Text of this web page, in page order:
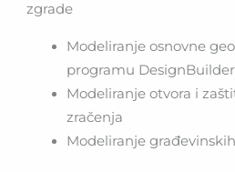
zgrade
Modeliranje osnovne
programu DesignBuilder
Modeliranje otvora i
zračenja
Modeliranje